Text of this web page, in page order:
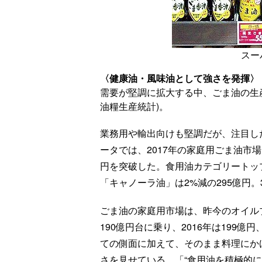
ス
〈健康油・風味油として強さを発揮〉
需要が堅調に拡大する中、ごま油の
油糧生産統計)。
業務用や輸出向けも堅調だが、注目
ータでは、2017年の家庭用ごま油市
円を突破した。食用油カテゴリート
「キャノーラ油」は2%減の295億円
ごま油の家庭用市場は、昨今のオイ
190億円台に乗り、2016年は199億円
ての側面に加えて、そのまま料理に